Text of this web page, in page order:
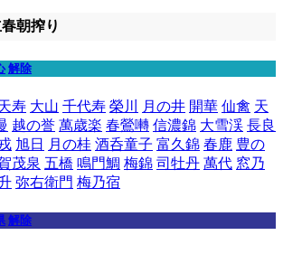
朝搾り
解除
寿 大山 千代寿 榮川 月の井 開華 仙禽 天
越の誉 萬歳楽 春鶯囀 信濃錦 大雪渓 長良
旭日 月の桂 酒呑童子 富久錦 春鹿 豊の
茂泉 五橋 鳴門鯛 梅錦 司牡丹 萬代 窓乃
弥右衛門 梅乃宿
解除